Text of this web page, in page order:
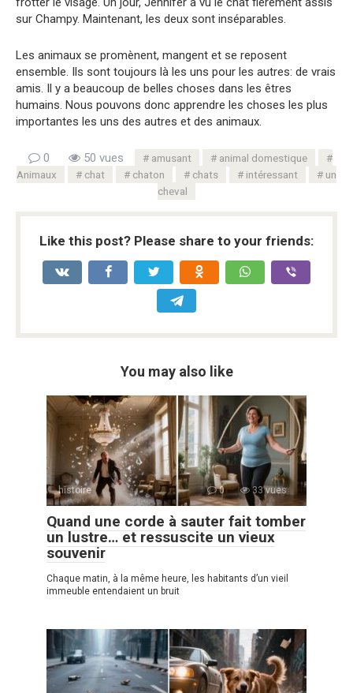
sur Champy. Maintenant, les deux sont inséparables.
Les animaux se promènent, mangent et se reposent
ensemble. Ils sont toujours là les uns pour les autres: de vrais
amis. Il y a beaucoup de belles choses dans les êtres
humains. Nous pouvons donc apprendre les choses les plus
importantes les uns des autres et des animaux.
0 50 vues amusant
animal domestique
Animaux
chat chaton chats intéressant
un
cheval
Like this post? Please share to your friends:
You may also like
histoire 0 33 vues
Quand une corde à sauter fait tomber
un lustre… et ressuscite un vieux
souvenir
Chaque matin, à la même heure, les habitants d’un vieil
immeuble entendaient un bruit